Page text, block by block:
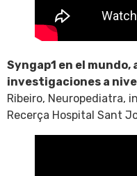
Syngap1 en el
investigaciones a
Ribeiro, Neuropediatra,
Recerça Hospital Sant